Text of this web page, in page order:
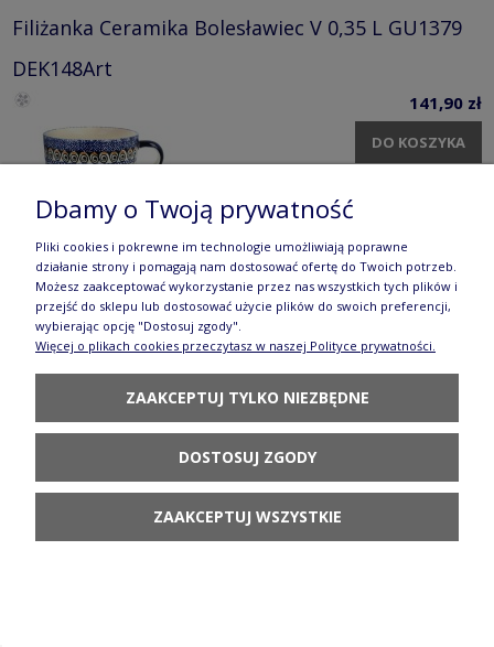
Filiżanka Ceramika Bolesławiec V 0,35 L GU1379
DEK148Art
141,90 zł
DO KOSZYKA
Filiżanka Ceramika Bolesławiec V 0,35 L GU1379
DEK882A
DO KOSZYKA
Dbamy o Twoją prywatność
Pliki cookies i pokrewne im technologie umożliwiają poprawne
działanie strony i pomagają nam dostosować ofertę do Twoich potrzeb.
Możesz zaakceptować wykorzystanie przez nas wszystkich tych plików i
przejść do sklepu lub dostosować użycie plików do swoich preferencji,
wybierając opcję "Dostosuj zgody".
Więcej o plikach cookies przeczytasz w naszej Polityce prywatności.
ZAAKCEPTUJ TYLKO NIEZBĘDNE
DOSTOSUJ ZGODY
ZAAKCEPTUJ WSZYSTKIE